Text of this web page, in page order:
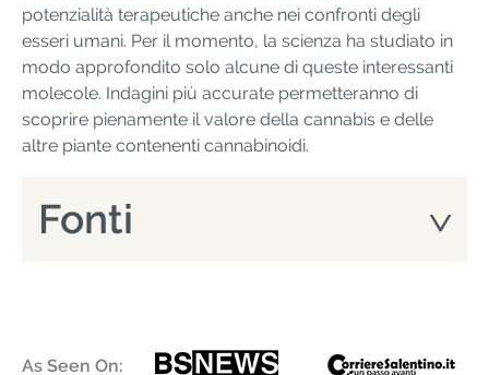
potenzialità terapeutiche anche nei confronti degli
esseri umani. Per il momento, la scienza ha studiato in
modo approfondito solo alcune di queste interessanti
molecole. Indagini più accurate permetteranno di
scoprire pienamente il valore della cannabis e delle
altre piante contenenti cannabinoidi.
Fonti
As Seen On: